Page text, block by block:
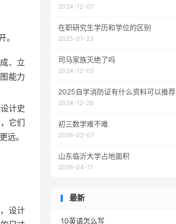
、立
能力
计史
它们
远。
设计
2024-12-07
在职研究生学历和学位的区别
2025-01-23
司马家族灭绝了吗
2024-12-05
2025自学消防证有什么资料可以推荐
2024-12-26
初三数学难不难
2026-02-07
山东临沂大学占地面积
2026-04-11
最新
10英语怎么写